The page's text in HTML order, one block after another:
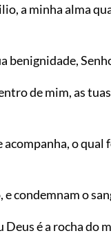
a minha alma
benignidade,
de mim, as
o qual
condemnam o
Deus é a rocha do